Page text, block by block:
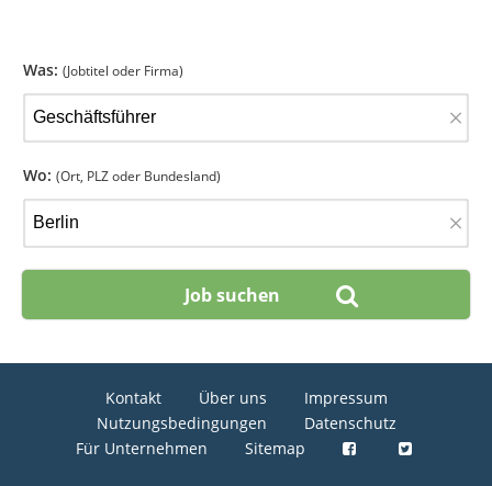
Was: (Jobtitel oder Firma)
×
Wo: (Ort, PLZ oder Bundesland)
×
Kontakt Über uns
Impressum
Nutzungsbedingungen
Datenschutz
Für Unternehmen
Sitemap